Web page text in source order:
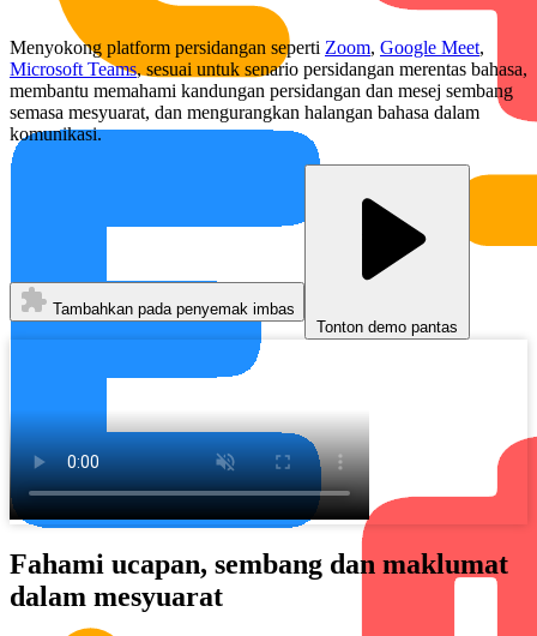
Menyokong platform persidangan seperti Zoom, Google Meet,
Microsoft Teams, sesuai untuk senario persidangan merentas bahasa,
membantu memahami kandungan persidangan dan mesej sembang
semasa mesyuarat, dan mengurangkan halangan bahasa dalam
komunikasi.
Tambahkan pada penyemak imbas
Tonton demo pantas
Fahami ucapan, sembang dan maklumat
dalam mesyuarat